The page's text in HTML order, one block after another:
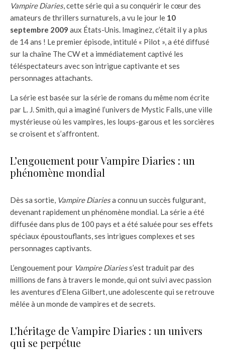
Vampire Diaries, cette série qui a su conquérir le cœur des
amateurs de thrillers surnaturels, a vu le jour le 10
septembre 2009 aux États-Unis. Imaginez, c’était il y a plus
de 14 ans ! Le premier épisode, intitulé « Pilot », a été diffusé
sur la chaîne The CW et a immédiatement captivé les
téléspectateurs avec son intrigue captivante et ses
personnages attachants.
La série est basée sur la série de romans du même nom écrite
par L. J. Smith, qui a imaginé l’univers de Mystic Falls, une ville
mystérieuse où les vampires, les loups-garous et les sorcières
se croisent et s’affrontent.
L’engouement pour Vampire Diaries : un
phénomène mondial
Dès sa sortie, Vampire Diariesa connu un succès fulgurant,
devenant rapidement un phénomène mondial. La série a été
diffusée dans plus de 100 pays et a été saluée pour ses effets
spéciaux époustouflants, ses intrigues complexes et ses
personnages captivants.
L’engouement pour Vampire Diariess’est traduit par des
millions de fans à travers le monde, qui ont suivi avec passion
les aventures d’Elena Gilbert, une adolescente qui se retrouve
mêlée à un monde de vampires et de secrets.
L’héritage de Vampire Diaries : un univers
qui se perpétue